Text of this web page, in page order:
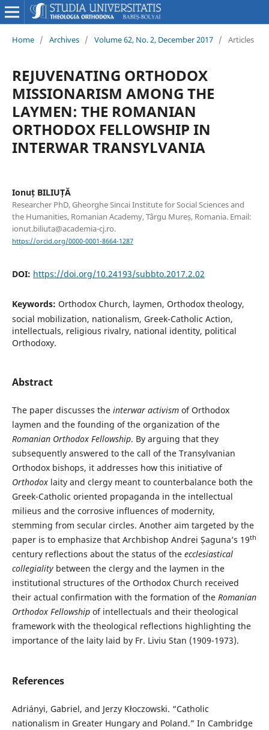
Home / Archives / Volume 62, No. 2, December 2017 / Articles
REJUVENATING ORTHODOX
MISSIONARISM AMONG THE
LAYMEN: THE ROMANIAN
ORTHODOX FELLOWSHIP IN
INTERWAR TRANSYLVANIA
Ionuț BILIUȚĂ
Researcher PhD, Gheorghe Sincai Institute for Social Sciences and
the Humanities, Romanian Academy, Târgu Mureș, Romania. Email:
ionut.biliuta@academia-cj.ro.
https://orcid.org/0000-0001-8664-1287
DOI: https://doi.org/10.24193/subbto.2017.2.02
Keywords: Orthodox Church, laymen, Orthodox theology,
social mobilization, nationalism, Greek-Catholic Action,
intellectuals, religious rivalry, national identity, political
Orthodoxy.
Abstract
The paper discusses the interwar activismof Orthodox
laymen and the founding of the organization of the
Romanian Orthodox Fellowship. By arguing that they
subsequently answered to the call of the Transylvanian
Orthodox bishops, it addresses how this initiative of
Orthodoxlaity and clergy meant to counterbalance both the
Greek-Catholic oriented propaganda in the intellectual
milieus and the corrosive influences of modernity,
stemming from secular circles. Another aim targeted by the
paper is to emphasize that Archbishop Andrei Șaguna’s 19th
century reflections about the status of the ecclesiastical
collegialitybetween the clergy and the laymen in the
institutional structures of the Orthodox Church received
their actual confirmation with the formation of the Romanian
Orthodox Fellowshipof intellectuals and their theological
framework with the theological reflections highlighting the
importance of the laity laid by Fr. Liviu Stan (1909-1973).
References
Adriányi, Gabriel, and Jerzy Kłoczowski. “Catholic
nationalism in Greater Hungary and Poland.” In Cambridge